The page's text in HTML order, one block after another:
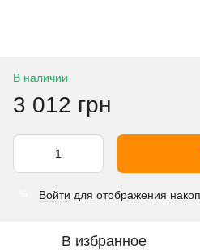
В наличии
3 012 грн
Войти для отображения
В избранное